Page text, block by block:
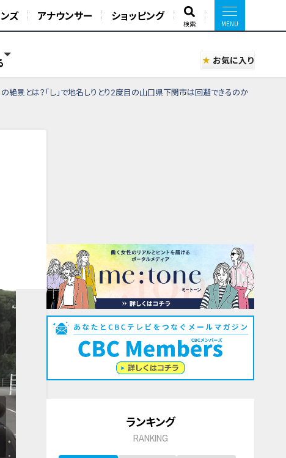
ズ アナウンサー ショッピング
検索
お気に入り
絶景とは？「し」で地名しりとり2度目の山口県下関市は回避できるのか
ランキング
RANKING